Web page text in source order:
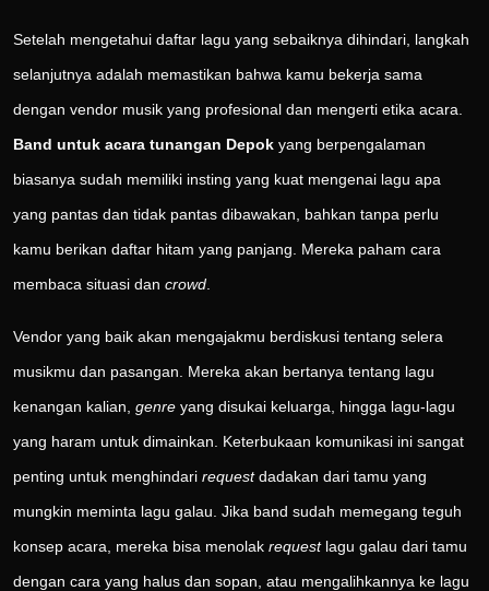
Setelah mengetahui daftar lagu yang sebaiknya dihindari, langkah
selanjutnya adalah memastikan bahwa kamu bekerja sama
dengan vendor musik yang profesional dan mengerti etika acara.
Band untuk acara tunangan Depok yang berpengalaman
biasanya sudah memiliki insting yang kuat mengenai lagu apa
yang pantas dan tidak pantas dibawakan, bahkan tanpa perlu
kamu berikan daftar hitam yang panjang. Mereka paham cara
membaca situasi dan crowd
Vendor yang baik akan mengajakmu berdiskusi tentang selera
musikmu dan pasangan. Mereka akan bertanya tentang lagu
kenangan kalian, genre yang disukai keluarga, hingga lagu-lagu
yang haram untuk dimainkan. Keterbukaan komunikasi ini sangat
penting untuk menghindari requestdadakan dari tamu yang
mungkin meminta lagu galau. Jika band sudah memegang teguh
konsep acara, mereka bisa menolak requestlagu galau dari tamu
dengan cara yang halus dan sopan, atau mengalihkannya ke lagu